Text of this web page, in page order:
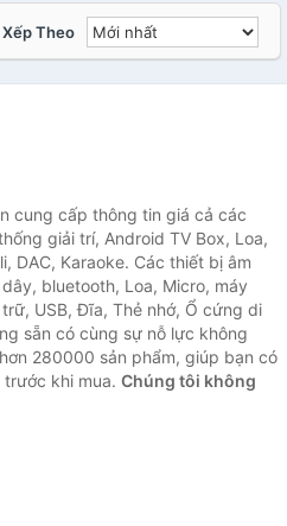
Xếp Theo
cung cấp thông tin giá cả các
giải trí, Android TV Box, Loa,
DAC, Karaoke. Các thiết bị âm
bluetooth, Loa, Micro, máy
USB, Đĩa, Thẻ nhớ, Ổ cứng di
sẵn có cùng sự nỗ lực không
280000 sản phẩm, giúp bạn có
khi mua. Chúng tôi không